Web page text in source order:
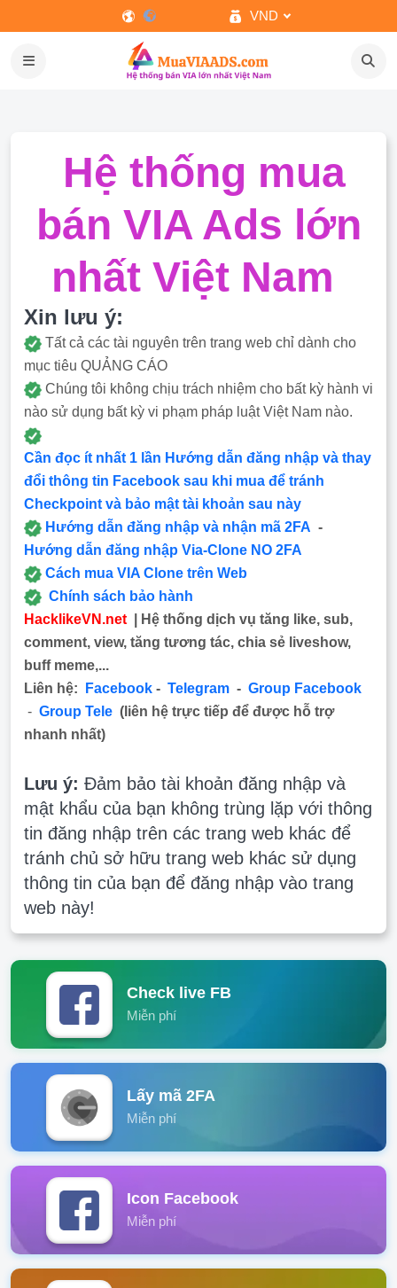
VND
Hệ thống mua
bán VIA Ads lớn
nhất Việt Nam
Xin lưu ý:
Tất cả các tài nguyên trên trang web chỉ dành cho
mục tiêu QUẢNG CÁO
Chúng tôi không chịu trách nhiệm cho bất kỳ hành vi
nào sử dụng bất kỳ vi phạm pháp luật Việt Nam nào.
Cần đọc ít nhất 1 lần Hướng dẫn đăng nhập và thay
đổi thông tin Facebook sau khi mua để tránh
Checkpoint và bảo mật tài khoản sau này
Hướng dẫn đăng nhập và nhận mã 2FA -
Hướng dẫn đăng nhập Via-Clone NO 2FA
Cách mua VIA Clone trên Web
Chính sách bảo hành
HacklikeVN.net | Hệ thống dịch vụ tăng like, sub,
comment, view, tăng tương tác, chia sẻ liveshow,
buff meme,...
Liên hệ:
Facebook - Telegram - Group Facebook
- Group Tele (liên hệ trực tiếp để được hỗ trợ
nhanh nhất)
Lưu ý: Đảm bảo tài khoản đăng nhập và
mật khẩu của bạn không trùng lặp với thông
tin đăng nhập trên các trang web khác để
tránh chủ sở hữu trang web khác sử dụng
thông tin của bạn để đăng nhập vào trang
web này!
Check live FB
Miễn phí
Lấy mã 2FA
Miễn phí
Icon Facebook
Miễn phí